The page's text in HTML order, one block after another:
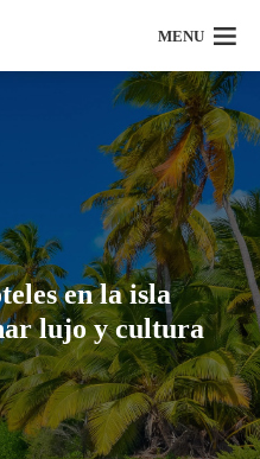
MENU
en la isla
lujo y cultura